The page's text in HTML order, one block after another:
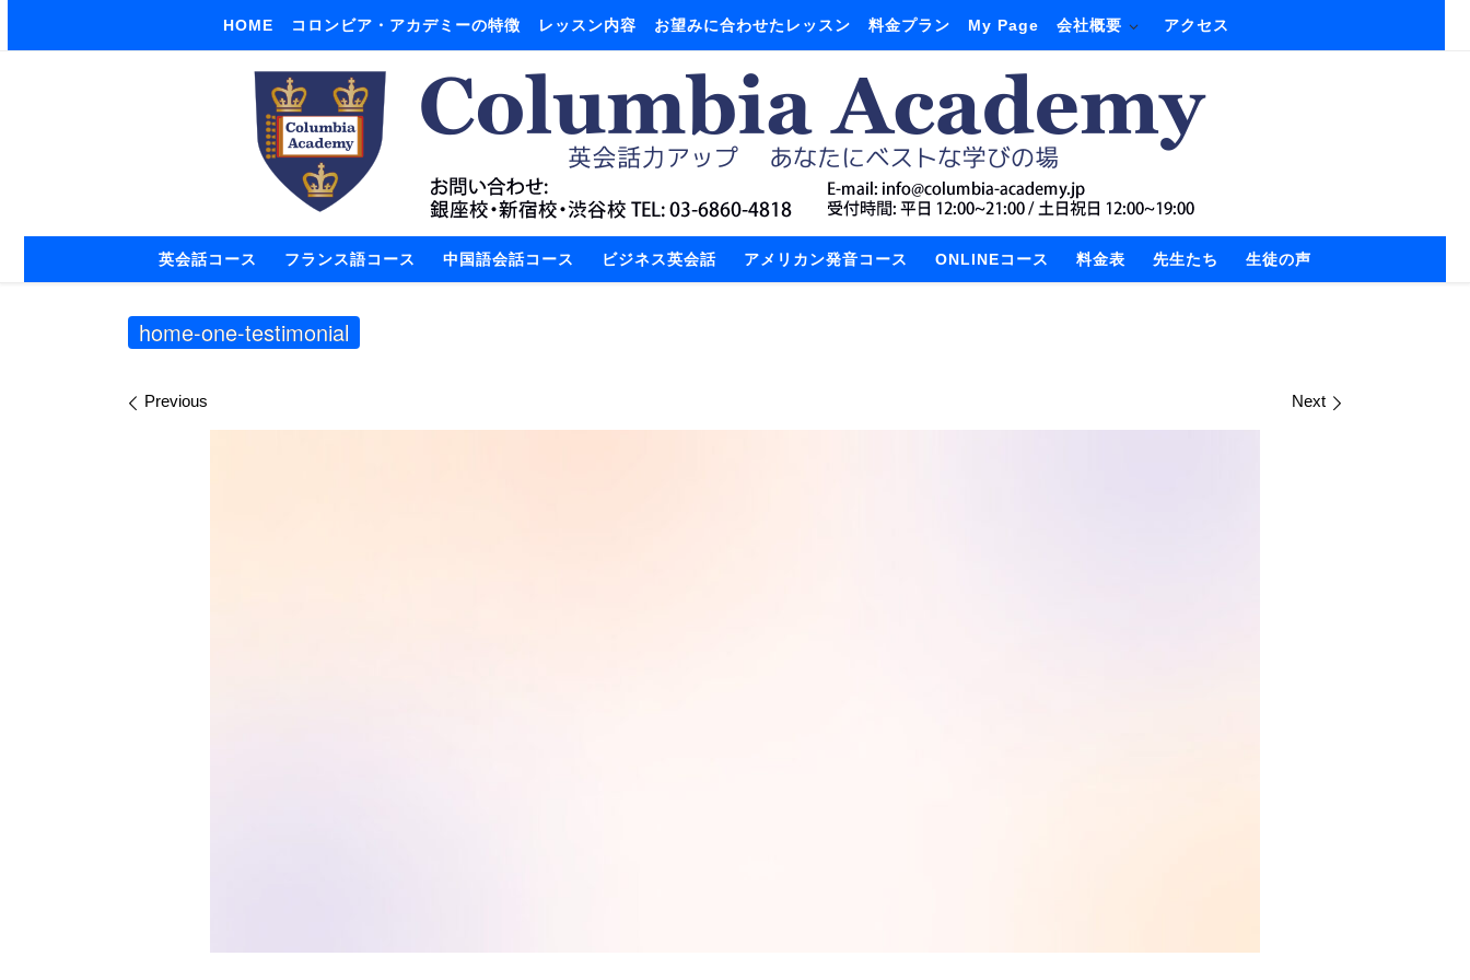
HOME コロンビア・アカデミーの特徴 レッスン内容 お望みに合わせたレッスン 料金プラン My Page 会社概要 アクセス
英会話コース フランス語コース 中国語会話コース ビジネス英会話 アメリカン発音コース ONLINEコース 料金表 先生たち 生徒の声
home-one-testimonial
Images navigation
Previous Next